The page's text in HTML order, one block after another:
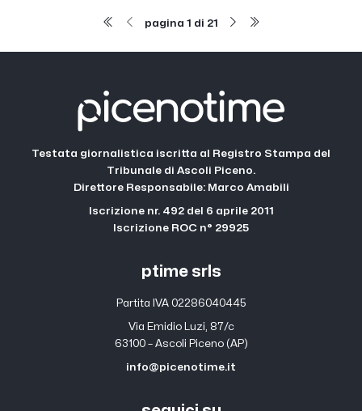
pagina 1 di 21
Testata giornalistica iscritta al Registro Stampa del
Tribunale di Ascoli Piceno.
Direttore Responsabile: Marco Amabili
Iscrizione nr. 492 del 6 aprile 2011
Iscrizione ROC n° 29925
ptime srls
Partita IVA 02286040445
Via Emidio Luzi, 87/c
63100 – Ascoli Piceno (AP)
info@picenotime.it